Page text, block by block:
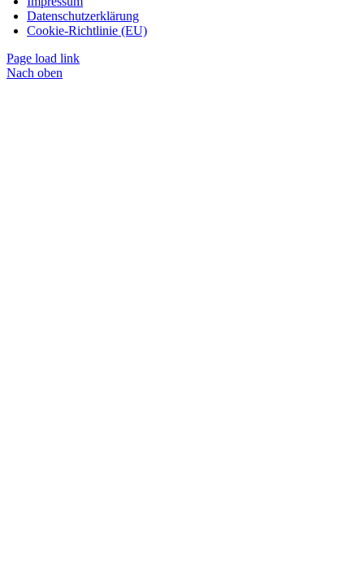
Datenschutzerklärung
Cookie-Richtlinie (EU)
Page load link
Nach oben